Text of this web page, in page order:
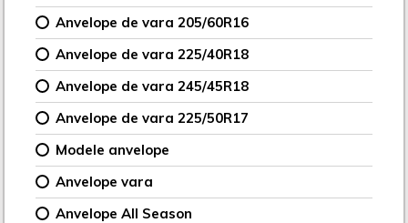
Anvelope de vara 205/60R16
Anvelope de vara 225/40R18
Anvelope de vara 245/45R18
Anvelope de vara 225/50R17
Modele anvelope
Anvelope vara
Anvelope All Season